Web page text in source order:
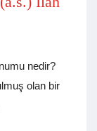
nedir?
olan bir